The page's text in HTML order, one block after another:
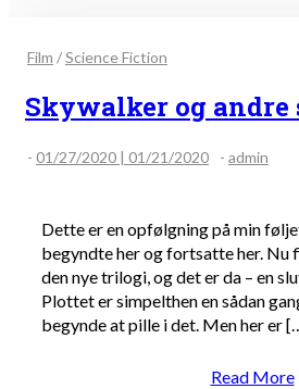
Film /Science Fiction
Skywalker og andre
- 01/27/2020 | 01/21/2020 - admin
Dette er en opfølgning på min
begyndte her og fortsatte her. Nu
den nye trilogi, og det er da – en
Plottet er simpelthen en sådan
begynde at pille i det. Men her er
Read More